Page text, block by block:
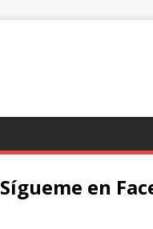
Sígueme en